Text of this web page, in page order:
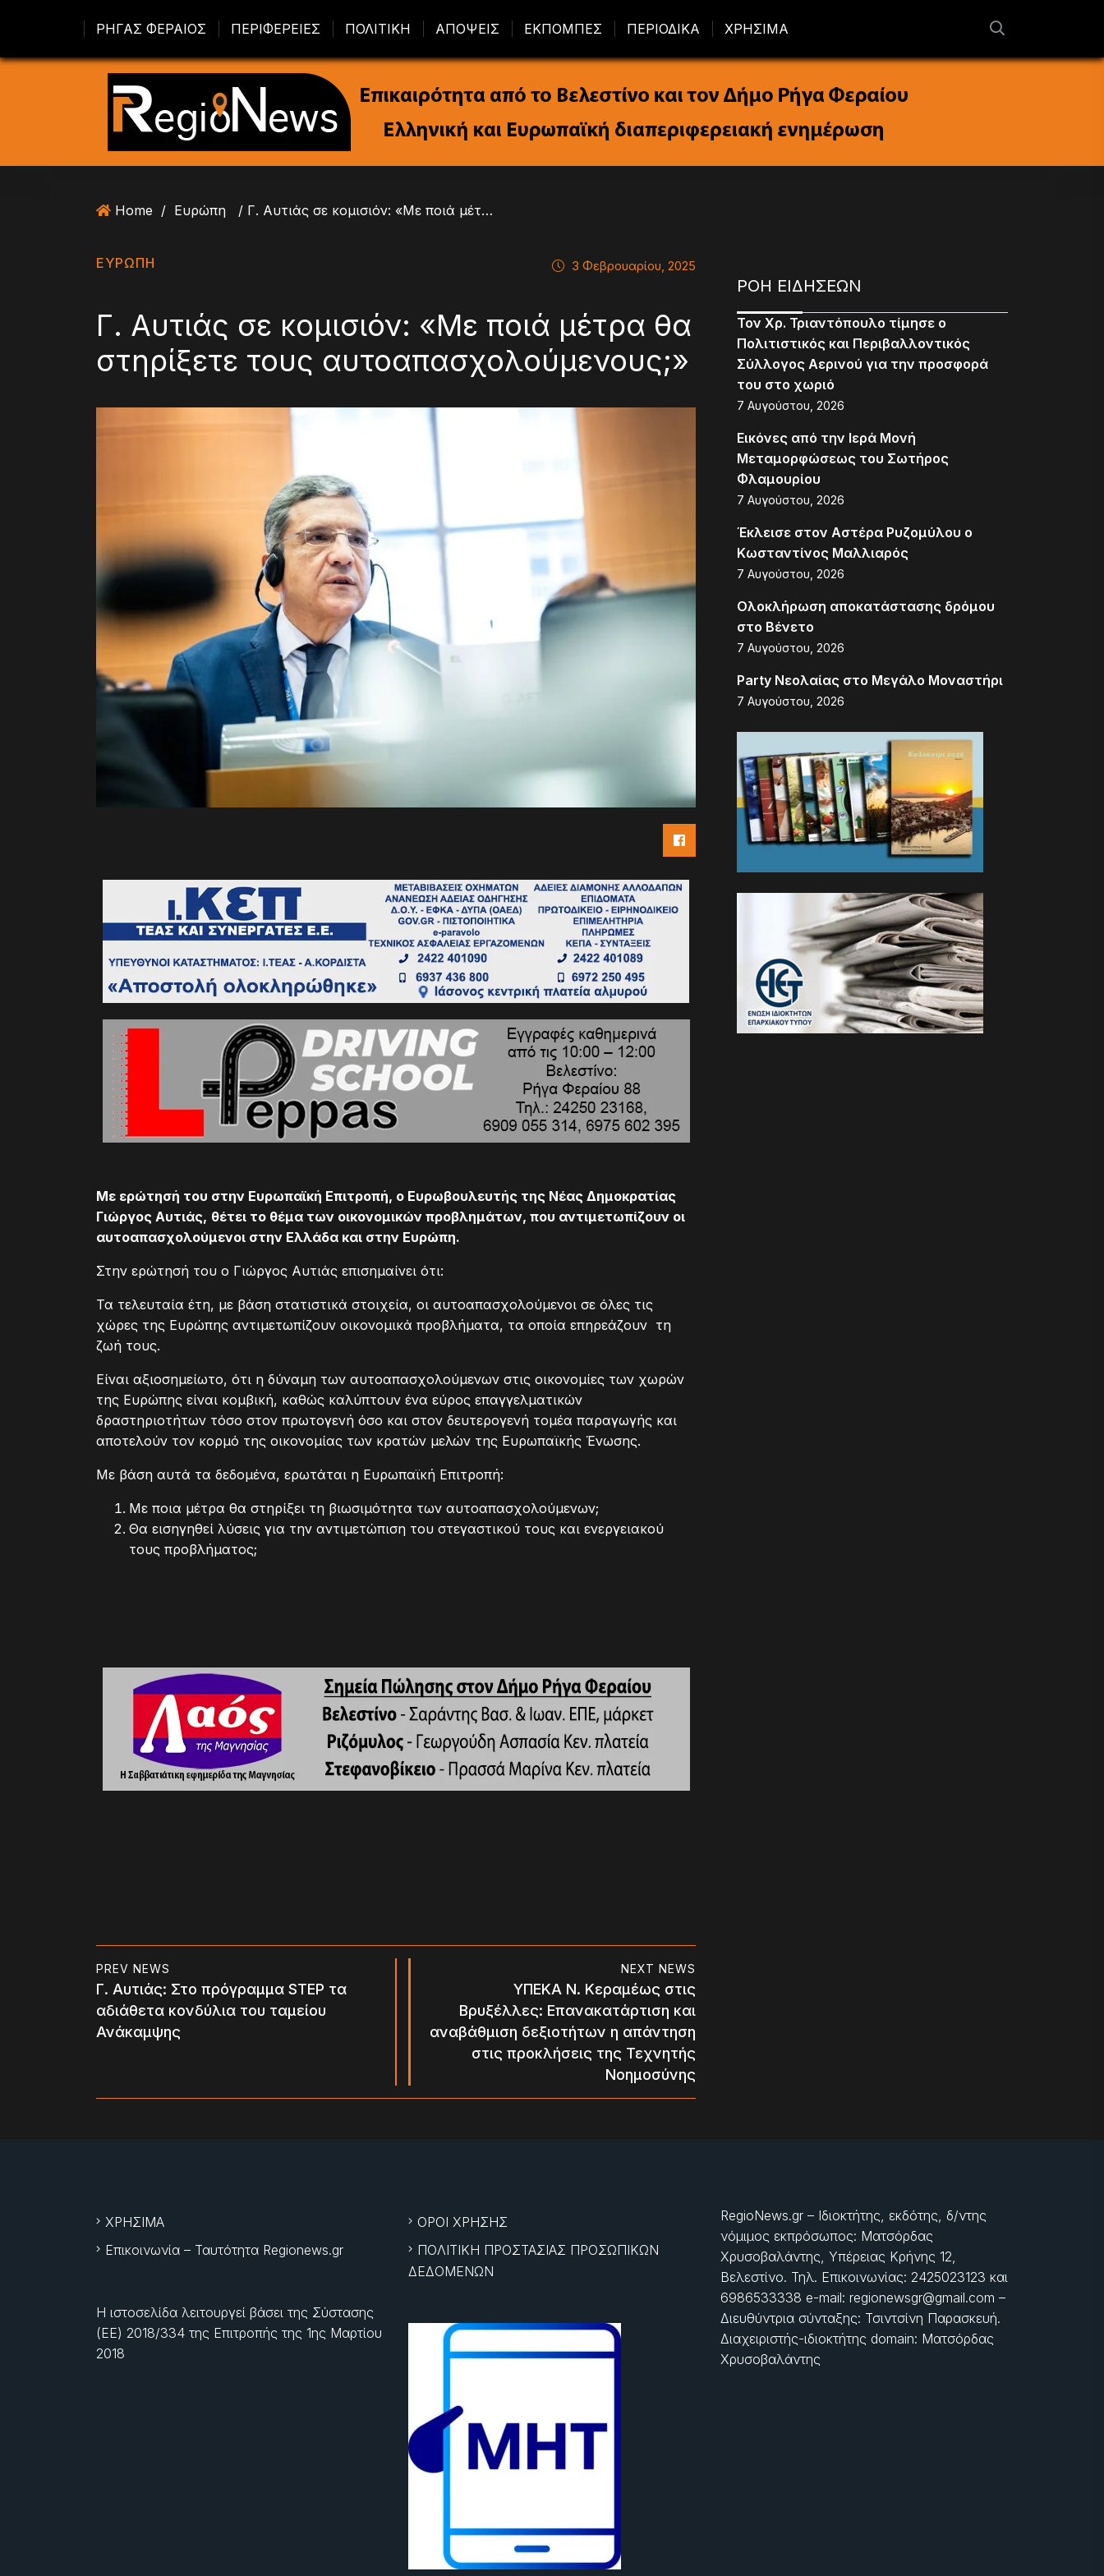
ΡΗΓΑΣ ΦΕΡΑΙΟΣ ΠΕΡΙΦΕΡΕΙΕΣ ΠΟΛΙΤΙΚΗ ΑΠΟΨΕΙΣ ΕΚΠΟΜΠΕΣ ΠΕΡΙΟΔΙΚΑ ΧΡΗΣΙΜΑ
Home / Ευρώπη / Γ. Αυτιάς σε κομισιόν: «Με ποιά μέτρα θα στηρίξετε τους αυτοαπασχολούμενους;»
ΕΥΡΏΠΗ 3 Φεβρουαρίου, 2025
Γ. Αυτιάς σε κομισιόν: «Με ποιά μέτρα θα
στηρίξετε τους αυτοαπασχολούμενους;»
Με ερώτησή του στην Ευρωπαϊκή Επιτροπή, ο Ευρωβουλευτής της Νέας Δημοκρατίας
Γιώργος Αυτιάς, θέτει το θέμα των οικονομικών προβλημάτων, που αντιμετωπίζουν οι
αυτοαπασχολούμενοι στην Ελλάδα και στην Ευρώπη.
Στην ερώτησή του ο Γιώργος Αυτιάς επισημαίνει ότι:
Τα τελευταία έτη, με βάση στατιστικά στοιχεία, οι αυτοαπασχολούμενοι σε όλες τις
χώρες της Ευρώπης αντιμετωπίζουν οικονομικά προβλήματα, τα οποία επηρεάζουν τη
ζωή τους.
Είναι αξιοσημείωτο, ότι η δύναμη των αυτοαπασχολούμενων στις οικονομίες των χωρών
της Ευρώπης είναι κομβική, καθώς καλύπτουν ένα εύρος επαγγελματικών
δραστηριοτήτων τόσο στον πρωτογενή όσο και στον δευτερογενή τομέα παραγωγής και
αποτελούν τον κορμό της οικονομίας των κρατών μελών της Ευρωπαϊκής Ένωσης.
Με βάση αυτά τα δεδομένα, ερωτάται η Ευρωπαϊκή Επιτροπή:
Με ποια μέτρα θα στηρίξει τη βιωσιμότητα των αυτοαπασχολούμενων;
Θα εισηγηθεί λύσεις για την αντιμετώπιση του στεγαστικού τους και ενεργειακού
τους προβλήματος;
PREV NEWS
Γ. Αυτιάς: Στο πρόγραμμα STEP τα
αδιάθετα κονδύλια του ταμείου
Ανάκαμψης
NEXT NEWS
ΥΠΕΚΑ Ν. Κεραμέως στις
Βρυξέλλες: Επανακατάρτιση και
αναβάθμιση δεξιοτήτων η απάντηση
στις προκλήσεις της Τεχνητής
Νοημοσύνης
ΡΟΗ ΕΙΔΗΣΕΩΝ
Τον Χρ. Τριαντόπουλο τίμησε ο
Πολιτιστικός και Περιβαλλοντικός
Σύλλογος Αερινού για την προσφορά
του στο χωριό
7 Αυγούστου, 2026
Εικόνες από την Ιερά Μονή
Μεταμορφώσεως του Σωτήρος
Φλαμουρίου
7 Αυγούστου, 2026
Έκλεισε στον Αστέρα Ρυζομύλου ο
Κωσταντίνος Μαλλιαρός
7 Αυγούστου, 2026
Ολοκλήρωση αποκατάστασης δρόμου
στο Βένετο
7 Αυγούστου, 2026
Party Νεολαίας στο Μεγάλο Μοναστήρι
7 Αυγούστου, 2026
ΧΡΗΣΙΜΑ
Επικοινωνία – Ταυτότητα Regionews.gr
Η ιστοσελίδα λειτουργεί βάσει της Σύστασης
(ΕΕ) 2018/334 της Επιτροπής της 1ης Μαρτίου
2018
ΟΡΟΙ ΧΡΗΣΗΣ
ΠΟΛΙΤΙΚΗ ΠΡΟΣΤΑΣΙΑΣ ΠΡΟΣΩΠΙΚΩΝ
ΔΕΔΟΜΕΝΩΝ
RegioNews.gr – Ιδιοκτήτης, εκδότης, δ/ντης
νόμιμος εκπρόσωπος: Ματσόρδας
Χρυσοβαλάντης, Υπέρειας Κρήνης 12,
Βελεστίνο. Τηλ. Επικοινωνίας: 2425023123 και
6986533338 e-mail: regionewsgr@gmail.com –
Διευθύντρια σύνταξης: Τσιντσίνη Παρασκευή.
Διαχειριστής-ιδιοκτήτης domain: Ματσόρδας
Χρυσοβαλάντης